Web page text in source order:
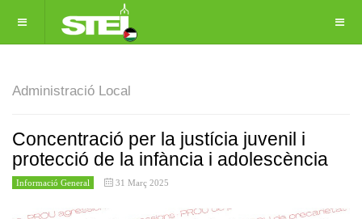
Administració Local
Concentració per la justícia juvenil i
protecció de la infància i adolescència
Informació General 31 Març 2025